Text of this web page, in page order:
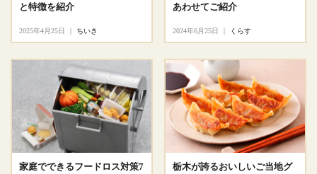
と特徴を紹介
2025年4月25日 ちいき
あわせてご紹介
2024年6月25日 くらす
家庭でできるフードロス対策7
栃木が誇るおいしいご当地グ